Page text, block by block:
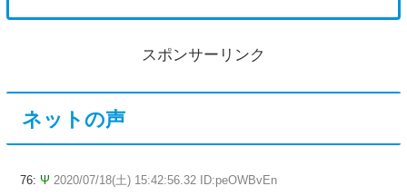
スポンサーリンク
ネットの声
76: Ψ 2020/07/18(土) 15:42:56.32 ID:peOWBvEn